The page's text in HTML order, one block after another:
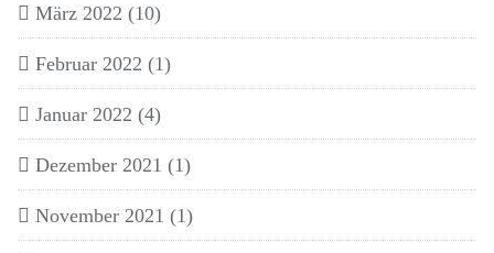
März 2022 (10)
Februar 2022 (1)
Januar 2022 (4)
Dezember 2021 (1)
November 2021 (1)